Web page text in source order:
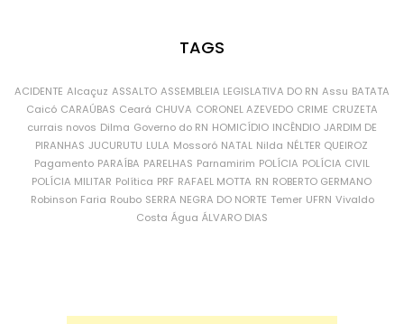
TAGS
ACIDENTE Alcaçuz ASSALTO ASSEMBLEIA LEGISLATIVA DO RN Assu BATATA
Caicó CARAÚBAS Ceará CHUVA CORONEL AZEVEDO CRIME CRUZETA
currais novos Dilma Governo do RN HOMICÍDIO INCÊNDIO JARDIM DE
PIRANHAS JUCURUTU LULA Mossoró NATAL Nilda NÉLTER QUEIROZ
Pagamento PARAÍBA PARELHAS Parnamirim POLÍCIA POLÍCIA CIVIL
POLÍCIA MILITAR Política PRF RAFAEL MOTTA RN ROBERTO GERMANO
Robinson Faria Roubo SERRA NEGRA DO NORTE Temer UFRN Vivaldo
Costa Água ÁLVARO DIAS